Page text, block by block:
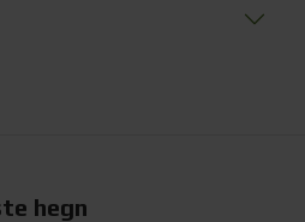
hegn